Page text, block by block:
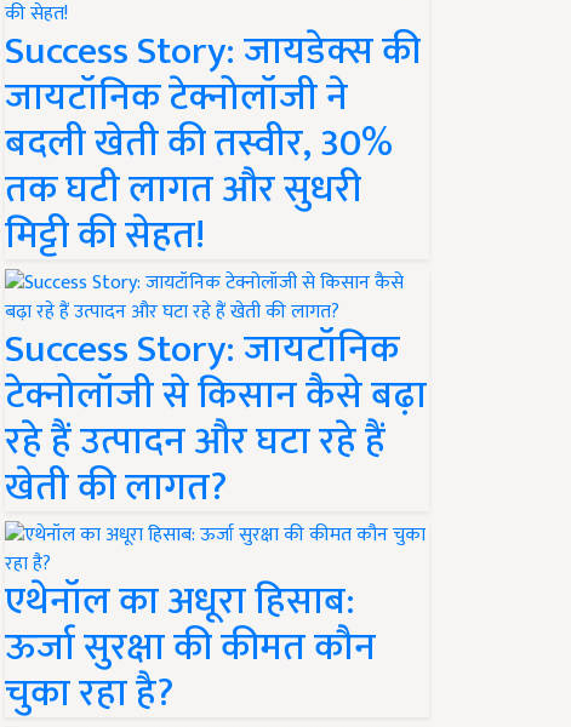
Success Story: जायडेक्स की
जायटॉनिक टेक्नोलॉजी ने
बदली खेती की तस्वीर, 30%
तक घटी लागत और सुधरी
मिट्टी की सेहत!
Success Story: जायटॉनिक
टेक्नोलॉजी से किसान कैसे बढ़ा
रहे हैं उत्पादन और घटा रहे हैं
खेती की लागत?
एथेनॉल का अधूरा हिसाब:
ऊर्जा सुरक्षा की कीमत कौन
चुका रहा है?